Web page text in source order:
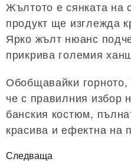
Жълтото е сянката на
продукт ще изглежда
Ярко жълт нюанс
прикрива големия
Обобщавайки
че с правилния избор
банския костюм,
красива и ефектна на
Следваща